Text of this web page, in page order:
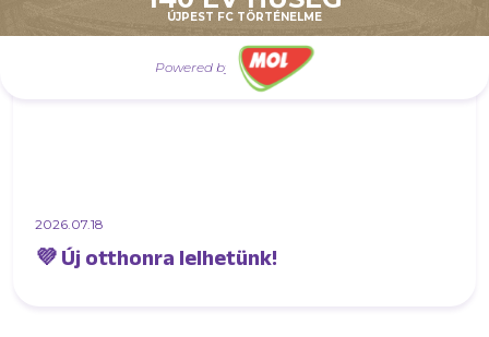
ÚJPEST FC TÖRTÉNELME
Powered by
2026.07.18
💜 Új otthonra lelhetünk!